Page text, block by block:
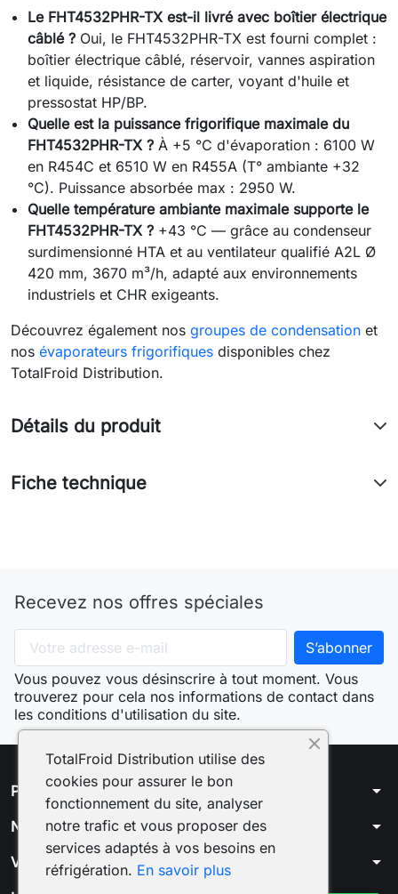
Le FHT4532PHR-TX est-il livré avec boîtier électrique
câblé ? Oui, le FHT4532PHR-TX est fourni complet :
boîtier électrique câblé, réservoir, vannes aspiration
et liquide, résistance de carter, voyant d'huile et
pressostat HP/BP.
Quelle est la puissance frigorifique maximale du
FHT4532PHR-TX ? À +5 °C d'évaporation : 6100 W
en R454C et 6510 W en R455A (T° ambiante +32
°C). Puissance absorbée max : 2950 W.
Quelle température ambiante maximale supporte le
FHT4532PHR-TX ? +43 °C — grâce au condenseur
surdimensionné HTA et au ventilateur qualifié A2L Ø
420 mm, 3670 m³/h, adapté aux environnements
industriels et CHR exigeants.
Découvrez également nos groupes de condensation et
nos évaporateurs frigorifiques disponibles chez
TotalFroid Distribution.
Détails du produit
Fiche technique
Recevez nos offres spéciales
Vous pouvez vous désinscrire à tout moment. Vous
trouverez pour cela nos informations de contact dans
les conditions d'utilisation du site.
Produits arrow_drop_down
Notre société arrow_drop_down
Votre compte arrow_drop_down
TotalFroid Distribution utilise des
cookies pour assurer le bon
fonctionnement du site, analyser
notre trafic et vous proposer des
services adaptés à vos besoins en
réfrigération. En savoir plus